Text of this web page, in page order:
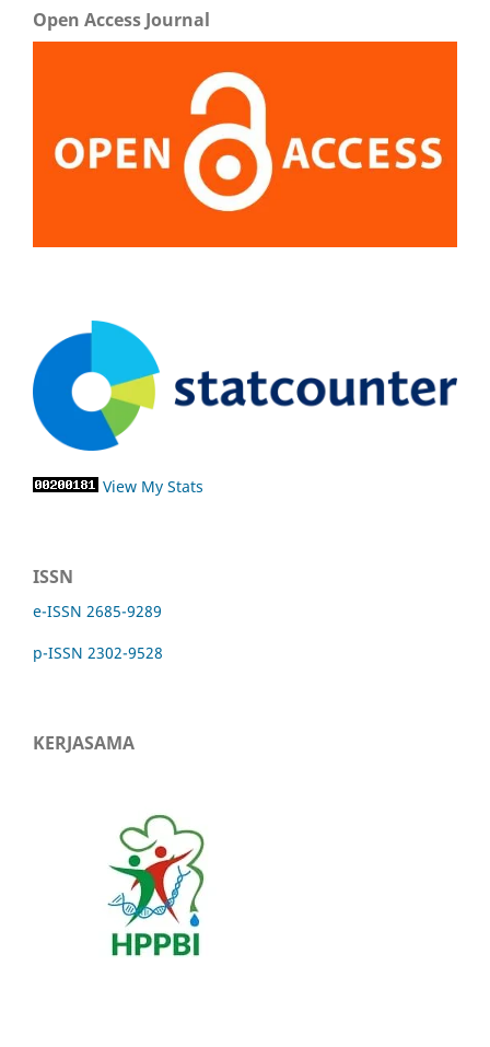
Open Access Journal
View My Stats
ISSN
e-ISSN 2685-9289
p-ISSN 2302-9528
KERJASAMA